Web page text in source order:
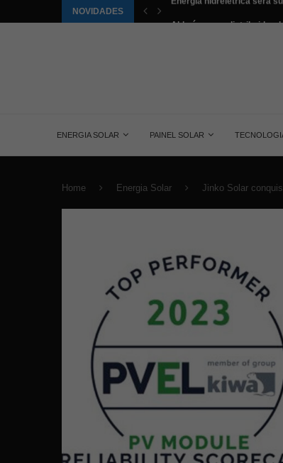
NOVIDADES
pela energia solar nos...
ENERGIA SOLAR PAINEL SOLAR
Home Energia Solar Jinko Solar